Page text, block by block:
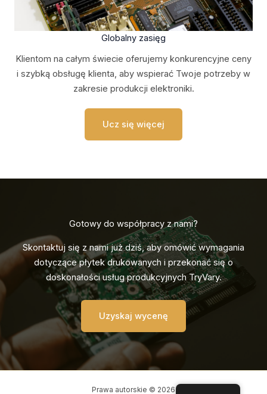
Globalny zasięg
Klientom na całym świecie oferujemy konkurencyjne ceny
i szybką obsługę klienta, aby wspierać Twoje potrzeby w
zakresie produkcji elektroniki.
Ucz się więcej
Gotowy do współpracy z nami?
Skontaktuj się z nami już dziś, aby omówić wymagania
dotyczące płytek drukowanych i przekonać się o
doskonałości usług produkcyjnych TryVary.
Uzyskaj wycenę
Prawa autorskie © 2026